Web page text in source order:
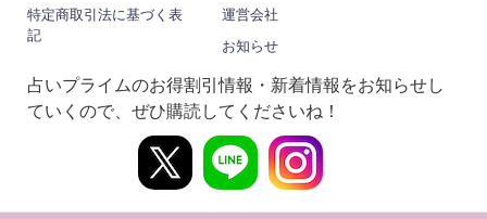
特定商取引法に基づく表
記
運営会社
お知らせ
占いプライムのお得割引情報・新着情報をお知らせし
ていくので、ぜひ購読してくださいね！